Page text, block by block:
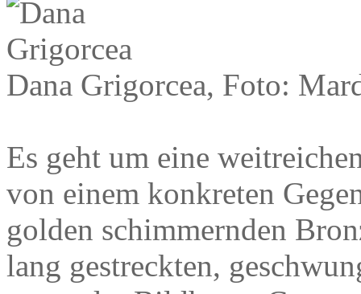
Dana Grigorcea, Foto:
Es geht um eine
von einem konkreten
golden schimmernden
lang gestreckten,